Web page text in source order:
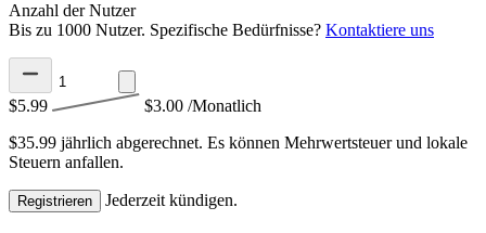
Anzahl der Nutzer
Bis zu 1000 Nutzer. Spezifische Bedürfnisse? Kontaktiere uns
$5.99 $3.00 /Monatlich
$35.99 jährlich abgerechnet. Es können Mehrwertsteuer und lokale
Steuern anfallen.
Registrieren Jederzeit kündigen.